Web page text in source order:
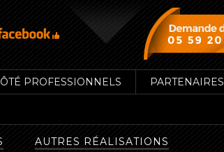
PROFESSIONNELS
PARTENAIRES
AUTRES RÉALISATIONS